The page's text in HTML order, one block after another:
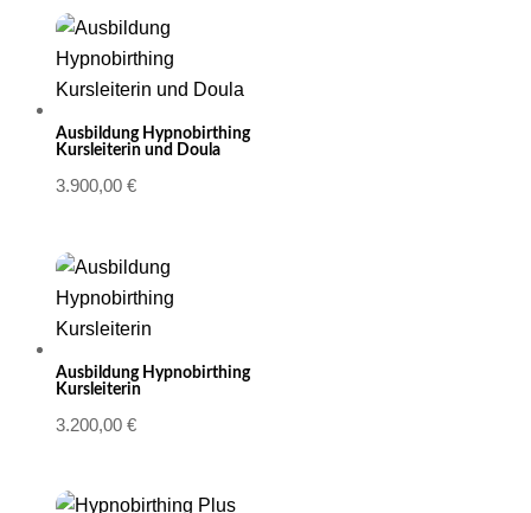
Ausbildung Hypnobirthing
Kursleiterin und Doula
3.900,00€
Ausbildung Hypnobirthing
Kursleiterin
3.200,00€